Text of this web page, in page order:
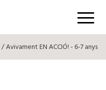
Menú
/ Avivament EN ACCIÓ! - 6-7 anys